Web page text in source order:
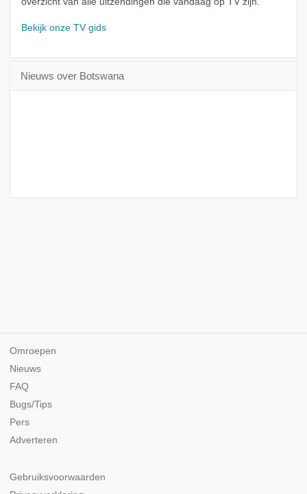
Bekijk onze TV gids
Nieuws over Botswana
Omroepen
Nieuws
FAQ
Bugs/Tips
Pers
Adverteren
Gebruiksvoorwaarden